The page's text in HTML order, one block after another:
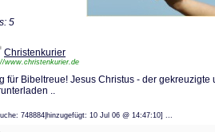
5
Christenkurier
www.christenkurier.de
für Bibeltreue! Jesus Christus - der
..
748884|hinzugefügt: 10 Jul 06 @ 14:47:10] ...